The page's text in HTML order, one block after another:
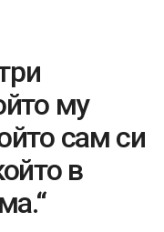
му
сам си
в